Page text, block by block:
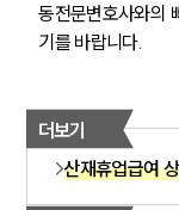
동전문변호사와의
기를 바랍니다.
더보기
산재휴업급여